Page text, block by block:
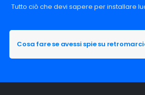
Tutto ciò che devi sapere per installare
Cosa fare se avessi spie su